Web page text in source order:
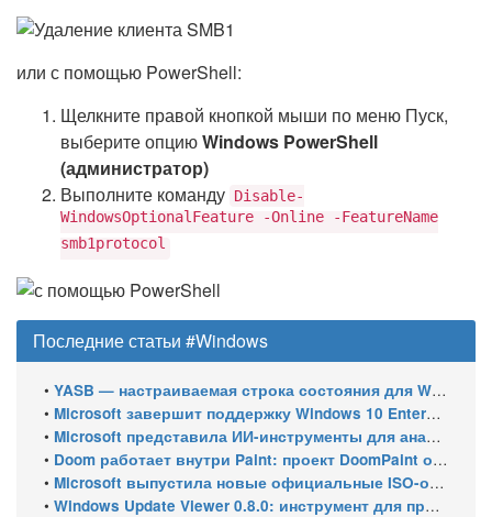
или с помощью PowerShell:
Щелкните правой кнопкой мыши по меню Пуск,
выберите опциюWindows PowerShell
(администратор)
Выполните команду Disable-
WindowsOptionalFeature -Online -FeatureName
smb1protocol
Последние статьи #Windows
• YASB — настраиваемая строка состояния для Windows с виджетами и поддержкой нескольких мониторов
• Microsoft завершит поддержку Windows 10 Enterprise LTSC 2021 в январе 2027 года. ESU продлят обновления до января 2030 года
• Microsoft представила ИИ-инструменты для анализа производительности Windows: ETW MCP и WPA MCP
• Doom работает внутри Paint: проект DoomPaint от технического директора Microsoft Azure
• Microsoft выпустила новые официальные ISO-образы Windows 11 для инсайдеров
• Windows Update Viewer 0.8.0: инструмент для просмотра истории обновлений Windows 11 и Windows 10 получил улучшения